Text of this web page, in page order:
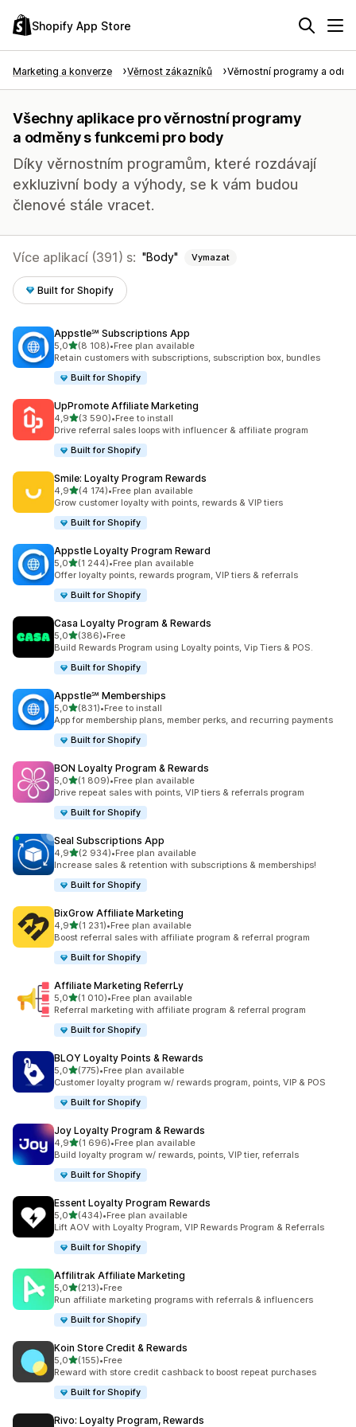
Shopify App Store
Marketing a konverze Věrnost zákazníků Věrnostní programy a
Všechny aplikace pro věrnostní programy
a odměny s funkcemi pro body
Díky věrnostním programům, které rozdávají
exkluzivní body a výhody, se k vám budou
členové stále vracet.
Více aplikací (391) s: Body Vymazat
Built for Shopify
Appstle℠ Subscriptions App
5,0z 5 hvězd
(8 108)
Celkový počet recenzí: 8108
•Free plan available
Retain customers with subscriptions, subscription box, bundles
Built for Shopify
UpPromote Affiliate Marketing
4,9z 5 hvězd
(3 590)
Celkový počet recenzí: 3590
•Free to install
Drive referral sales loops with influencer & affiliate program
Built for Shopify
Smile: Loyalty Program Rewards
4,9z 5 hvězd
(4 174)
Celkový počet recenzí: 4174
•Free plan available
Grow customer loyalty with points, rewards & VIP tiers
Built for Shopify
Appstle Loyalty Program Reward
5,0z 5 hvězd
(1 244)
Celkový počet recenzí: 1244
•Free plan available
Offer loyalty points, rewards program, VIP tiers & referrals
Built for Shopify
Casa Loyalty Program & Rewards
5,0z 5 hvězd
(386)
Celkový počet recenzí: 386
•Free
Build Rewards Program using Loyalty points, Vip Tiers & POS.
Built for Shopify
Appstle℠ Memberships
5,0z 5 hvězd
(831)
Celkový počet recenzí: 831
•Free to install
App for membership plans, member perks, and recurring payments
Built for Shopify
BON Loyalty Program & Rewards
5,0z 5 hvězd
(1 809)
Celkový počet recenzí: 1809
•Free plan available
Drive repeat sales with points, VIP tiers & referrals program
Built for Shopify
Seal Subscriptions App
4,9z 5 hvězd
(2 934)
Celkový počet recenzí: 2934
•Free plan available
Increase sales & retention with subscriptions & memberships!
Built for Shopify
BixGrow Affiliate Marketing
4,9z 5 hvězd
(1 231)
Celkový počet recenzí: 1231
•Free plan available
Boost referral sales with affiliate program & referral program
Built for Shopify
Affiliate Marketing ReferrLy
5,0z 5 hvězd
(1 010)
Celkový počet recenzí: 1010
•Free plan available
Referral marketing with affiliate program & referral program
Built for Shopify
BLOY Loyalty Points & Rewards
5,0z 5 hvězd
(775)
Celkový počet recenzí: 775
•Free plan available
Customer loyalty program w/ rewards program, points, VIP & POS
Built for Shopify
Joy Loyalty Program & Rewards
4,9z 5 hvězd
(1 696)
Celkový počet recenzí: 1696
•Free plan available
Build loyalty program w/ rewards, points, VIP tier, referrals
Built for Shopify
Essent Loyalty Program Rewards
5,0z 5 hvězd
(434)
Celkový počet recenzí: 434
•Free plan available
Lift AOV with Loyalty Program, VIP Rewards Program & Referrals
Built for Shopify
Affilitrak Affiliate Marketing
5,0z 5 hvězd
(213)
Celkový počet recenzí: 213
•Free
Run affiliate marketing programs with referrals & influencers
Built for Shopify
Koin Store Credit & Rewards
5,0z 5 hvězd
(155)
Celkový počet recenzí: 155
•Free
Reward with store credit cashback to boost repeat purchases
Built for Shopify
Rivo: Loyalty Program, Rewards